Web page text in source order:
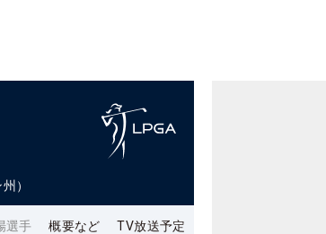
）
選手 概要など TV放送予定